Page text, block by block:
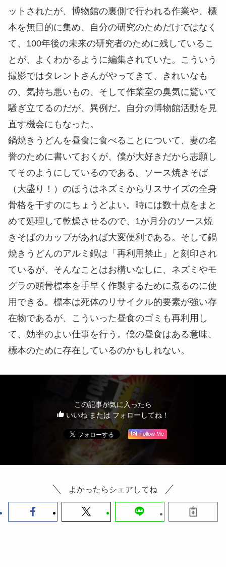
ットされたが、博物館の裏側で行われる作業や、標
本を無目的に集め、自分の研究のためだけではなく
て、100年後の未来の研究者のために残しているこ
とが、よくわかるように編集されていた。こういう
撮影ではタレントさんがやってきて、きれいなも
の、気持ち悪いもの、そして作業室の臭気に驚いて
騒ぎ立てるのだが、異例だ。自分の博物館活動を見
直す機会にもなった。
鍋焼きうどんを昼食に食べることについて、妻の名
誉のために書いておくが、僕が大好きだから志願し
てそのようにしているのである。ソース焼きそば
（大盛り！）のほうはネズミからリスサイズの全身
骨格を干すのにちょうどよい。時には数十点をまと
めて処理して乾燥させるので、1か月分のソース焼
きそばのカップがあれば大変便利である。そして鍋
焼きうどんのアルミ鍋は「再利用禁止」と刻印され
ているが、そんなことはお構いなしに、ネズミやモ
グラの頭骨標本を手早く作製するために煮るのに使
用できる。標本は死体のリサイクル的要素が強い存
在物であるが、こういった昼食のゴミも再利用し
て、効率のよい仕事を行う。僕の昼食はある意味、
標本のために存在しているのかもしれない。
この記事が気に入ったら
いいね または フォローしてね！
Follow Me
よかったらシェアしてね